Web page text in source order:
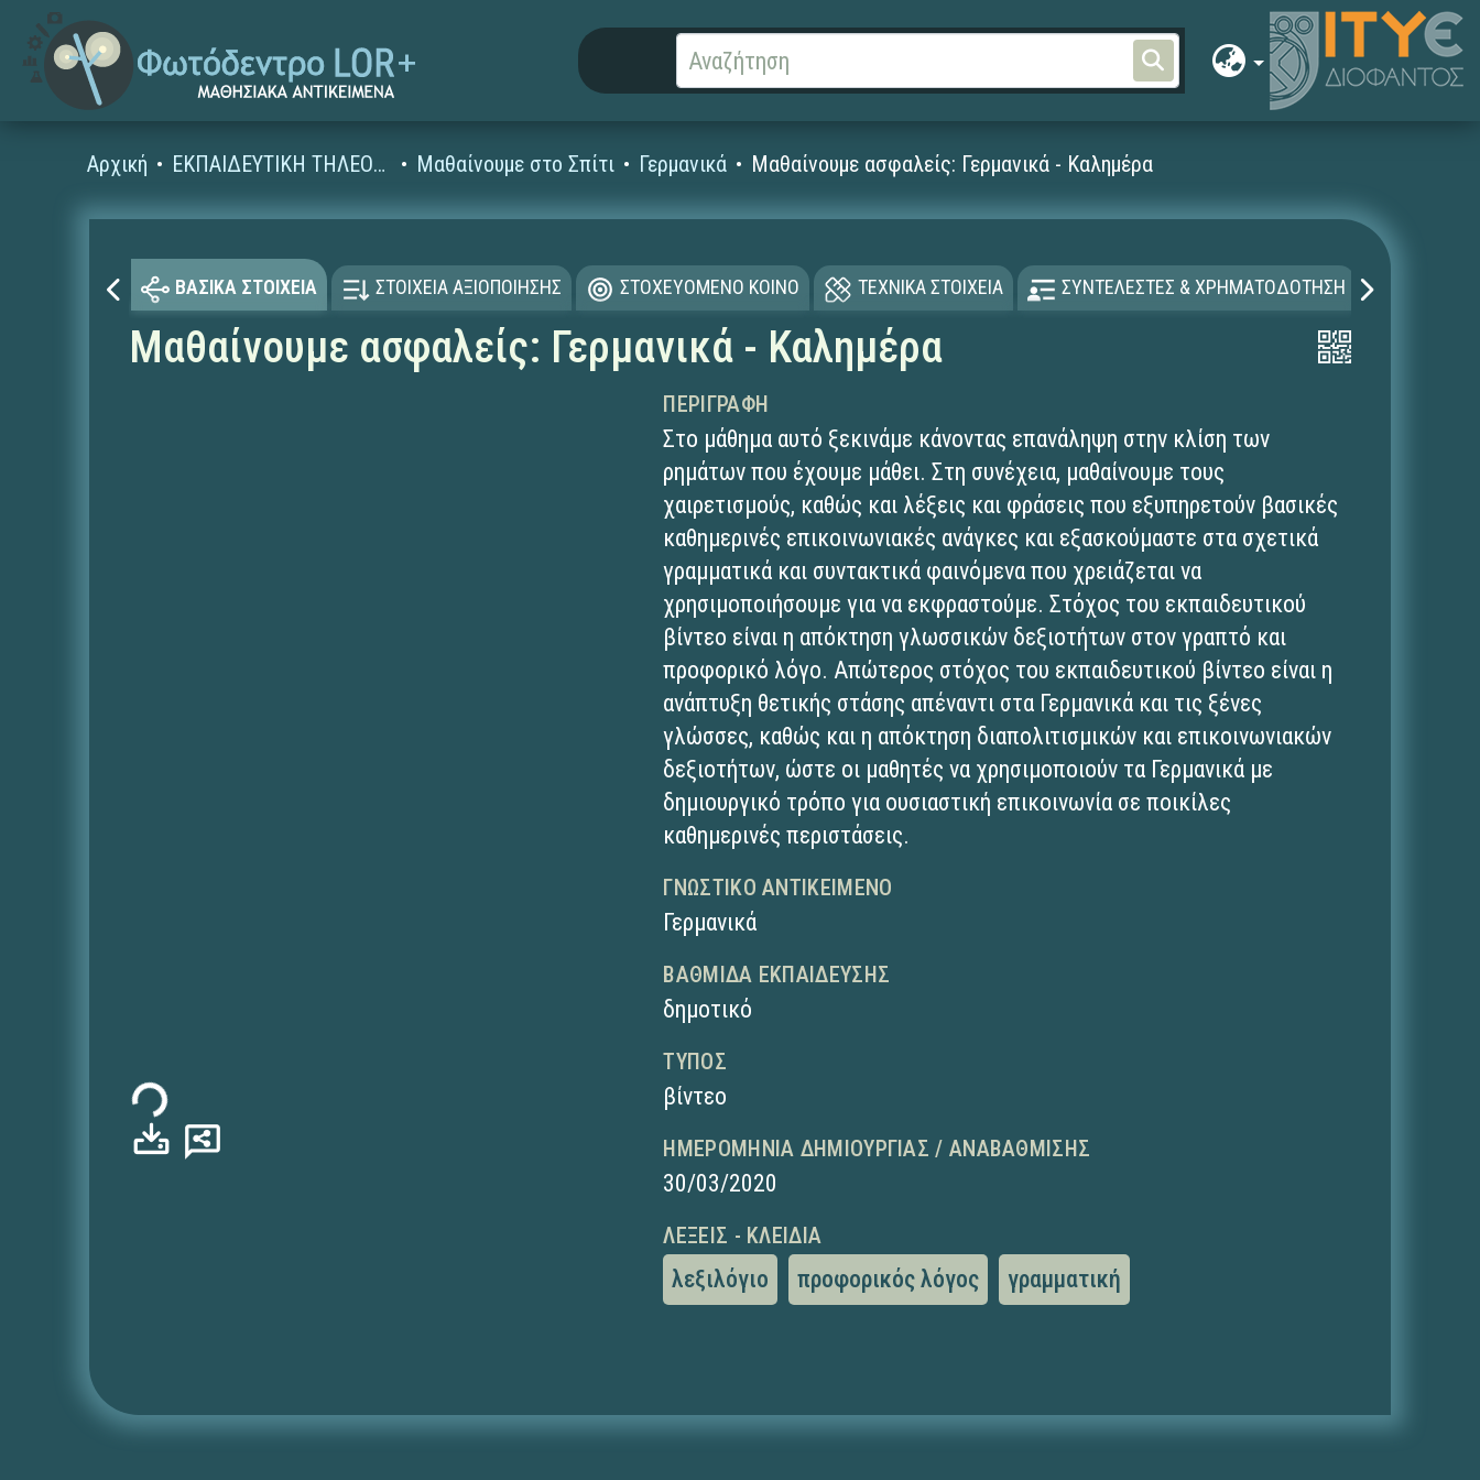
Αρχική ΕΚΠΑΙΔΕΥΤΙΚΗ ΤΗΛΕΟΡΑΣΗ (Ταινίες και βίντεο) Μαθαίνουμε στο Σπίτι Γερμανικά Μαθαίνουμε ασφαλείς: Γερμανικά - Καλημέρα
ΒΑΣΙΚΑ ΣΤΟΙΧΕΙΑ ΣΤΟΙΧΕΙΑ ΑΞΙΟΠΟΙΗΣΗΣ ΣΤΟΧΕΥΟΜΕΝΟ ΚΟΙΝΟ ΤΕΧΝΙΚΑ ΣΤΟΙΧΕΙΑ ΣΥΝΤΕΛΕΣΤΕΣ & ΧΡΗΜΑΤΟΔΟΤΗΣΗ
Μαθαίνουμε ασφαλείς: Γερμανικά - Καλημέρα
Φόρτωση...
ΠΕΡΙΓΡΑΦΉ
Στο μάθημα αυτό ξεκινάμε κάνοντας επανάληψη στην κλίση των
ρημάτων που έχουμε μάθει. Στη συνέχεια, μαθαίνουμε τους
χαιρετισμούς, καθώς και λέξεις και φράσεις που εξυπηρετούν βασικές
καθημερινές επικοινωνιακές ανάγκες και εξασκούμαστε στα σχετικά
γραμματικά και συντακτικά φαινόμενα που χρειάζεται να
χρησιμοποιήσουμε για να εκφραστούμε. Στόχος του εκπαιδευτικού
βίντεο είναι η απόκτηση γλωσσικών δεξιοτήτων στον γραπτό και
προφορικό λόγο. Απώτερος στόχος του εκπαιδευτικού βίντεο είναι η
ανάπτυξη θετικής στάσης απέναντι στα Γερμανικά και τις ξένες
γλώσσες, καθώς και η απόκτηση διαπολιτισμικών και επικοινωνιακών
δεξιοτήτων, ώστε οι μαθητές να χρησιμοποιούν τα Γερμανικά με
δημιουργικό τρόπο για ουσιαστική επικοινωνία σε ποικίλες
καθημερινές περιστάσεις.
ΓΝΩΣΤΙΚΌ ΑΝΤΙΚΕΊΜΕΝΟ
Γερμανικά
ΒΑΘΜΊΔΑ ΕΚΠΑΊΔΕΥΣΗΣ
δημοτικό
ΤΎΠΟΣ
βίντεο
ΗΜΕΡΟΜΗΝΊΑ ΔΗΜΙΟΥΡΓΊΑΣ / ΑΝΑΒΆΘΜΙΣΗΣ
30/03/2020
ΛΈΞΕΙΣ - ΚΛΕΙΔΙΆ
λεξιλόγιο προφορικός λόγος γραμματική